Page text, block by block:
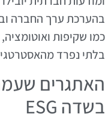
בהערכת ערך החברה
בלתי נפרד
האתגרים
בשדה ESG